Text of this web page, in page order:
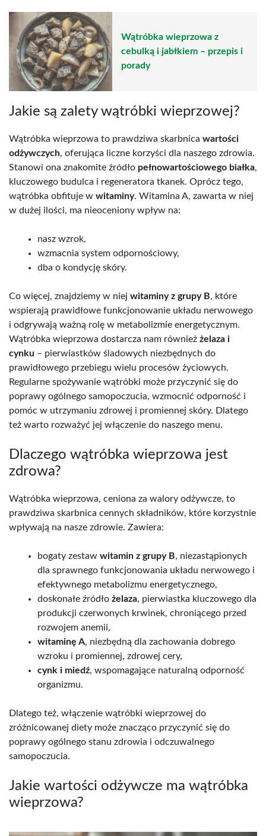
Wątróbka wieprzowa z
cebulką i jabłkiem – przepis i
porady
Jakie są zalety wątróbki wieprzowej?
Wątróbka wieprzowa to prawdziwa skarbnica wartości
odżywczych, oferująca liczne korzyści dla naszego zdrowia.
Stanowi ona znakomite źródło pełnowartościowego białka,
kluczowego budulca i regeneratora tkanek. Oprócz tego,
wątróbka obfituje w witaminy. Witamina A, zawarta w niej
w dużej ilości, ma nieoceniony wpływ na:
nasz wzrok,
wzmacnia system odpornościowy,
dba o kondycję skóry.
Co więcej, znajdziemy w niej witaminy z grupy B, które
wspierają prawidłowe funkcjonowanie układu nerwowego
i odgrywają ważną rolę w metabolizmie energetycznym.
Wątróbka wieprzowa dostarcza nam również żelaza i
cynku – pierwiastków śladowych niezbędnych do
prawidłowego przebiegu wielu procesów życiowych.
Regularne spożywanie wątróbki może przyczynić się do
poprawy ogólnego samopoczucia, wzmocnić odporność i
pomóc w utrzymaniu zdrowej i promiennej skóry. Dlatego
też warto rozważyć jej włączenie do naszego menu.
Dlaczego wątróbka wieprzowa jest
zdrowa?
Wątróbka wieprzowa, ceniona za walory odżywcze, to
prawdziwa skarbnica cennych składników, które korzystnie
wpływają na nasze zdrowie. Zawiera:
bogaty zestaw witamin z grupy B, niezastąpionych
dla sprawnego funkcjonowania układu nerwowego i
efektywnego metabolizmu energetycznego,
doskonałe źródło żelaza, pierwiastka kluczowego dla
produkcji czerwonych krwinek, chroniącego przed
rozwojem anemii,
witaminę A, niezbędną dla zachowania dobrego
wzroku i promiennej, zdrowej cery,
cynk i miedź, wspomagające naturalną odporność
organizmu.
Dlatego też, włączenie wątróbki wieprzowej do
zróżnicowanej diety może znacząco przyczynić się do
poprawy ogólnego stanu zdrowia i odczuwalnego
samopoczucia.
Jakie wartości odżywcze ma wątróbka
wieprzowa?